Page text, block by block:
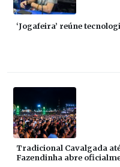
‘Jogafeira’ reúne
Tradicional Cavalgada
Fazendinha abre